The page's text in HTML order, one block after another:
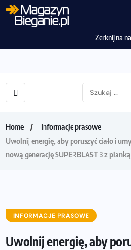
Zerknij na
Home
Informacje prasowe
Uwolnij energię, aby poruszyć ciało i
nową generację SUPERBLAST 3 z
INFORMACJE PRASOWE
Uwolnij energię, aby